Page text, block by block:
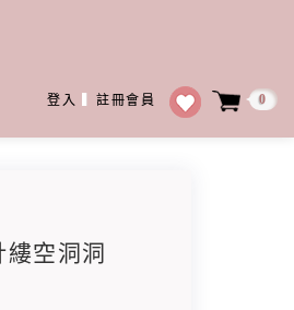
登入 註冊會員 0
空洞洞